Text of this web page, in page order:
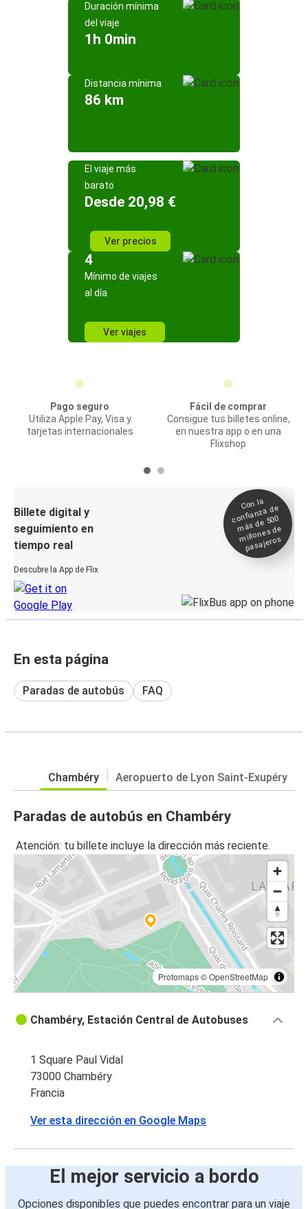
Duración mínima
del viaje
1h 0min
Distancia mínima
86 km
El viaje más
barato
Desde 20,98 €
Ver precios
4
Mínimo de viajes
al día
Ver viajes
Pago seguro
Utiliza Apple Pay, Visa y
tarjetas internacionales
Fácil de comprar
Consigue tus billetes online,
en nuestra app o en una
Flixshop
Billete digital y
seguimiento en
tiempo real
Descubre la App de Flix
Con la
confianza de
más de 500
millones de
pasajeros
En esta página
Paradas de autobús FAQ
Chambéry Aeropuerto de Lyon Saint-Exupéry
Paradas de autobús en Chambéry
Atención: tu billete incluye la dirección más reciente.
Protomaps©OpenStreetMap
Chambéry, Estación Central de Autobuses
1 Square Paul Vidal
73000 Chambéry
Francia
Ver esta dirección en Google Maps
El mejor servicio a bordo
Opciones disponibles que puedes encontrar para un viaje